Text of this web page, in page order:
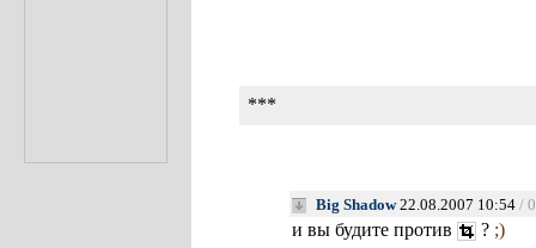
***
Big Shadow22.08.2007 10:54 /
и вы будите против ? ;)